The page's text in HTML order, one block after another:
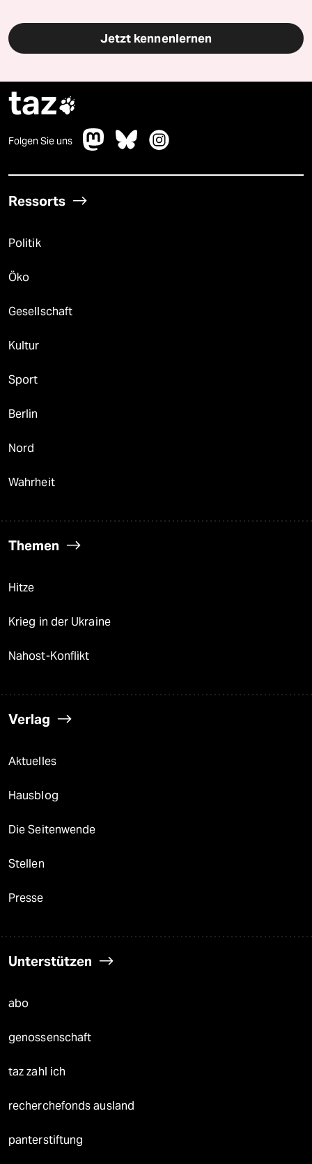
Jetzt kennenlernen
taz
Folgen Sie uns
Ressorts
Politik
Öko
Gesellschaft
Kultur
Sport
Berlin
Nord
Wahrheit
Themen
Hitze
Krieg in der Ukraine
Nahost-Konflikt
Verlag
Aktuelles
Hausblog
Die Seitenwende
Stellen
Presse
Unterstützen
abo
genossenschaft
taz zahl ich
recherchefonds ausland
panterstiftung